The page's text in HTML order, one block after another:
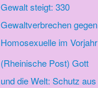
Gewalt steigt: 330
Gewaltverbrechen gegen
Homosexuelle im Vorjahr
(Rheinische Post) Gott
und die Welt: Schutz aus